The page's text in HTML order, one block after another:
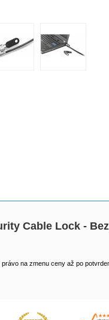
Cable Lock -
na zmenu ceny až po